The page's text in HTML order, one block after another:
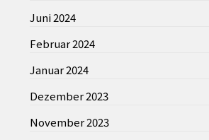
Juni 2024
Februar 2024
Januar 2024
Dezember 2023
November 2023